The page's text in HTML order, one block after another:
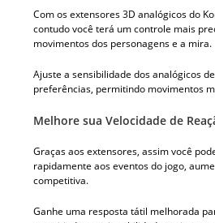
Com os extensores 3D analógicos do
contudo você terá um controle mais
movimentos dos personagens e a mira.
Ajuste a sensibilidade dos analógicos
preferências, permitindo movimentos
Melhore sua Velocidade de
Graças aos extensores, assim você
rapidamente aos eventos do jogo,
competitiva.
Ganhe uma resposta tátil melhorada